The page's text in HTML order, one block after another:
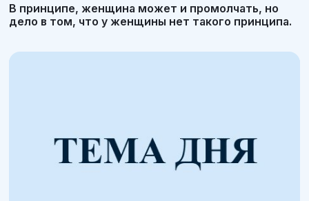
В принципе, женщина может и промолчать, но
дело в том, что у женщины нет такого принципа.